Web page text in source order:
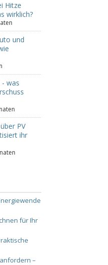
Hitze
wirklich?
und
- was
PV
ihr
für Ihr
–